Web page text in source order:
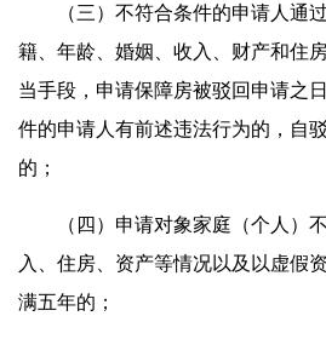
（三）不符合条件的申请人通过
籍、年龄、婚姻、收入、财产和住
当手段，申请保障房被驳回申请之
件的申请人有前述违法行为的，自
的；
（四）申请对象家庭（个人）不
入、住房、资产等情况以及以虚假
满五年的；